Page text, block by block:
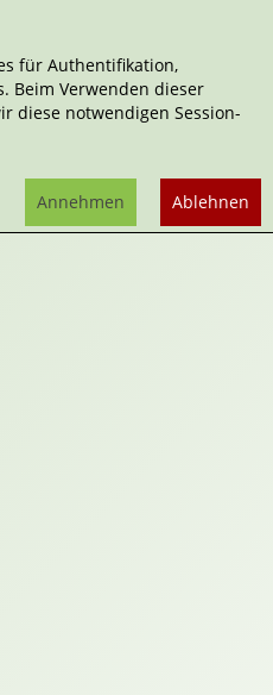
für Authentifikation,
Beim Verwenden dieser
diese notwendigen Session-
Ablehnen
Annehmen